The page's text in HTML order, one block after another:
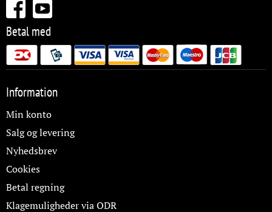
Betal med
Information
Min konto
Salg og levering
Nyhedsbrev
Cookies
Betal regning
Klagemuligheder via ODR